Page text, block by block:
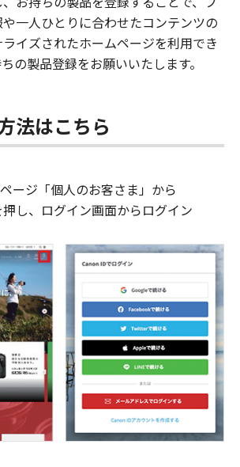
一人ひとりに合わせたコンテンツの
イズされたホームページを利用でき
の製品登録をお願いいたします。
法はこちら
ージ「個人のお客さま」から
し、ログイン画面からログイン